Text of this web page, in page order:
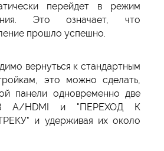
перейдет в режим
Это означает, что
прошло успешно.
вернуться к стандартным
это можно сделать,
панели одновременно две
A/HDMI и "ПЕРЕХОД К
и удерживая их около